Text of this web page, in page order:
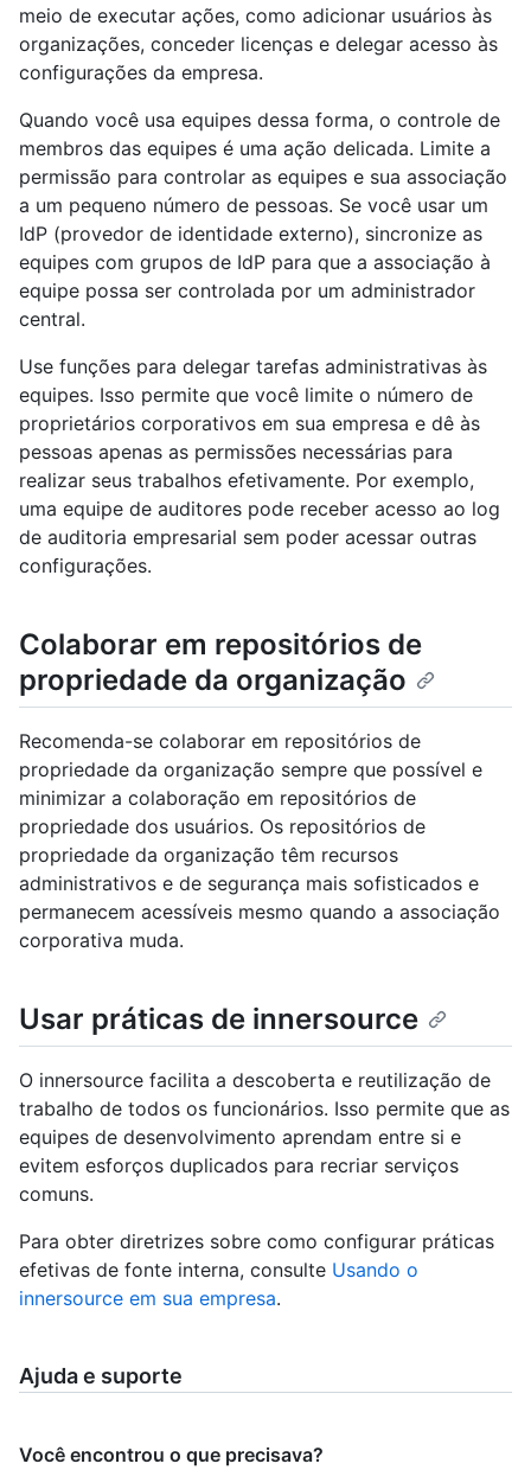
meio de executar ações, como adicionar usuários às
organizações, conceder licenças e delegar acesso às
configurações da empresa.
Quando você usa equipes dessa forma, o controle de
membros das equipes é uma ação delicada. Limite a
permissão para controlar as equipes e sua associação
a um pequeno número de pessoas. Se você usar um
IdP (provedor de identidade externo), sincronize as
equipes com grupos de IdP para que a associação à
equipe possa ser controlada por um administrador
central.
Use funções para delegar tarefas administrativas às
equipes. Isso permite que você limite o número de
proprietários corporativos em sua empresa e dê às
pessoas apenas as permissões necessárias para
realizar seus trabalhos efetivamente. Por exemplo,
uma equipe de auditores pode receber acesso ao log
de auditoria empresarial sem poder acessar outras
configurações.
Colaborar em repositórios de
propriedade da organização
Recomenda-se colaborar em repositórios de
propriedade da organização sempre que possível e
minimizar a colaboração em repositórios de
propriedade dos usuários. Os repositórios de
propriedade da organização têm recursos
administrativos e de segurança mais sofisticados e
permanecem acessíveis mesmo quando a associação
corporativa muda.
Usar práticas de innersource
O innersource facilita a descoberta e reutilização de
trabalho de todos os funcionários. Isso permite que as
equipes de desenvolvimento aprendam entre si e
evitem esforços duplicados para recriar serviços
comuns.
Para obter diretrizes sobre como configurar práticas
efetivas de fonte interna, consulte Usando o
innersource em sua empresa.
Ajuda e suporte
Você encontrou o que precisava?